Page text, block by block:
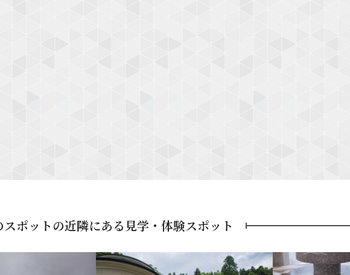
スポットの近隣にある 見学・体験スポット